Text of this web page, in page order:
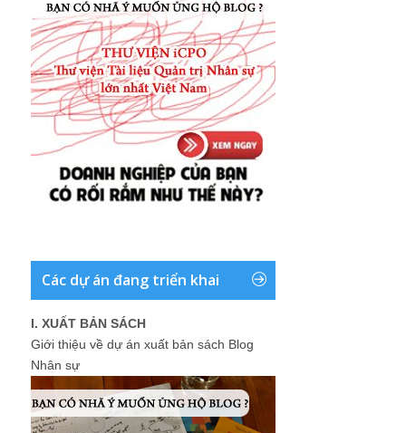
Các dự án đang triển khai
I. XUẤT BẢN SÁCH
Giới thiệu về dự án xuất bản sách Blog
Nhân sự